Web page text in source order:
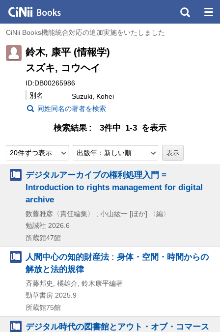
CiNii Books機能統合対応の追加実施をいたしました
鈴木, 康平 (情報学)
スズキ, コウヘイ
ID:DB00265986
別名
Suzuki, Kohei
同姓同名の著者を検索
検索結果 3件中 1-3 を表示
20件ずつ表示 出版年：新しい順
デジタルアーカイブの権利処理入門 =
Introduction to rights management for digital
archive
数藤雅彦〈責任編集〉 ; 小山紘一 [ほか] 〈編〉
勉誠社 2026.6
所蔵館47館
人間中心の知的財産法 : 身体・空間・時間からの
解放と法的規律
斉藤邦史, 橘雄介, 鈴木康平編著
勁草書房 2025.9
所蔵館75館
デジタル時代の図書館とアウト・オブ・コマース